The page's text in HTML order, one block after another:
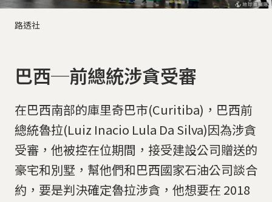
路透社
巴西─前總統涉貪受審
在巴西南部的庫里奇巴市(Curitiba)，巴西前
總統魯拉(Luiz Inacio Lula Da Silva)因為涉貪
受審，他被控在位期間，接受建設公司贈送的
豪宅和別墅，幫他們和巴西國家石油公司談合
約，要是判決確定魯拉涉貪，他想要在 2018